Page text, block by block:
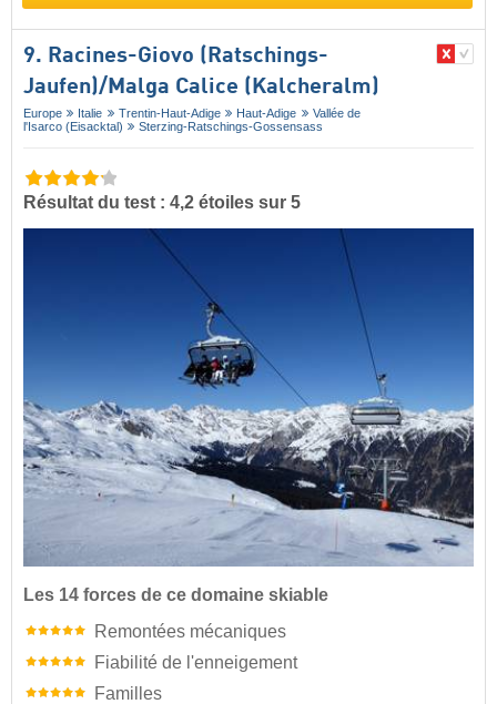
9. Racines-Giovo (Ratschings-
Jaufen)/​Malga Calice (Kalcheralm)
Europe Italie Trentin-Haut-Adige Haut-Adige
Vallée de
l'Isarco (Eisacktal)
Sterzing-Ratschings-Gossensass
Résultat du test : 4,2 étoiles sur 5
Les 14 forces de ce domaine skiable
Remontées mécaniques
Fiabilité de l'enneigement
Familles